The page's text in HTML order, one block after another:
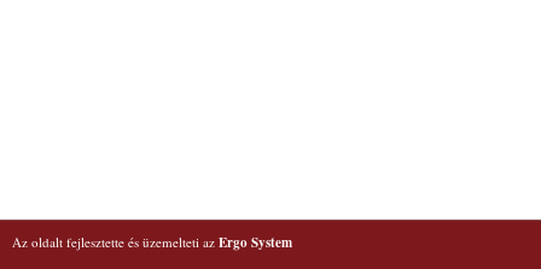
Az oldalt fejlesztette és üzemelteti az Ergo System